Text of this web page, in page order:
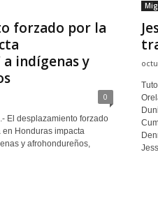
forzado por la
a indígenas y
0
El desplazamiento forzado
Honduras impacta
y afrohondureños,